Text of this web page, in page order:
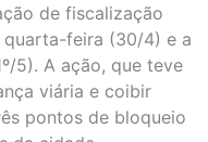
de fiscalização
quarta-feira (30/4) e a
5). A ação, que teve
viária e coibir
pontos de bloqueio